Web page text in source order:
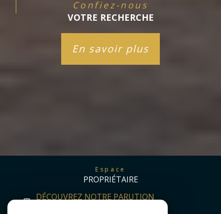
Confiez-nous
VOTRE RECHERCHE
En savoir plus
Espace
PROPRIÉTAIRE
DÉCOUVREZ NOTRE PARUTION